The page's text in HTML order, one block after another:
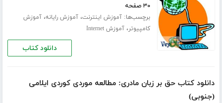
۳۰ صفحه
برچسب‌ها:آموزش اینترنت،آموزش رایانه،آموزش
کامپیوتر،آموزش Internet
دانلود کتاب
دانلود کتاب حق بر زبان مادری: مطالعه موردی کوردی ایلامی
(جنوبی)